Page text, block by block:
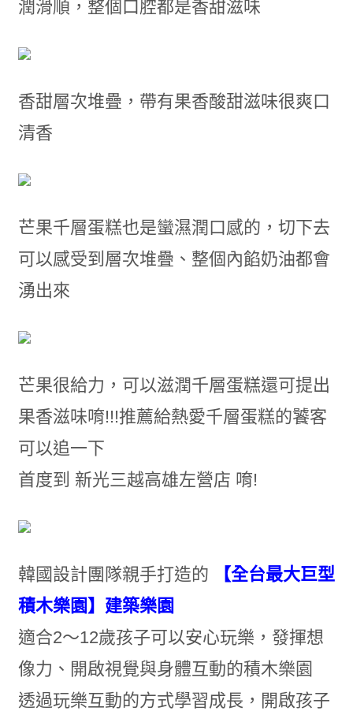
潤滑順，整個口腔都是香甜滋味
香甜層次堆疊，帶有果香酸甜滋味很爽口
清香
芒果千層蛋糕也是蠻濕潤口感的，切下去
可以感受到層次堆疊、整個內餡奶油都會
湧出來
芒果很給力，可以滋潤千層蛋糕還可提出
果香滋味唷!!!推薦給熱愛千層蛋糕的饕客
可以追一下
首度到 新光三越高雄左營店 唷!
韓國設計團隊親手打造的 【全台最大巨型
積木樂園】建築樂園
適合2～12歲孩子可以安心玩樂，發揮想
像力、開啟視覺與身體互動的積木樂園
透過玩樂互動的方式學習成長，開啟孩子